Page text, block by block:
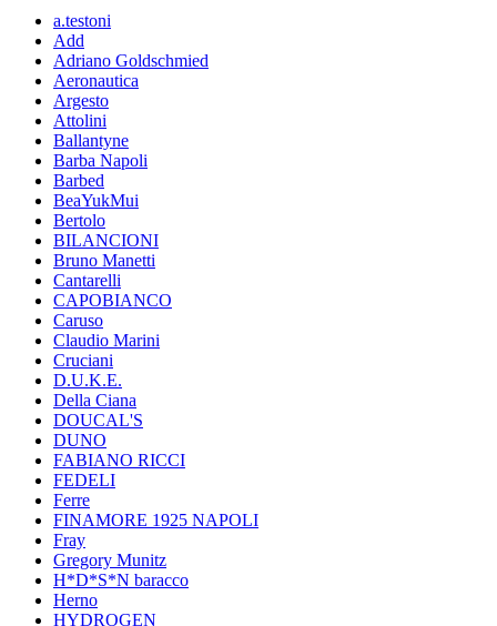
a.testoni
Add
Adriano Goldschmied
Aeronautica
Argesto
Attolini
Ballantyne
Barba Napoli
Barbed
BeaYukMui
Bertolo
BILANCIONI
Bruno Manetti
Cantarelli
CAPOBIANCO
Caruso
Claudio Marini
Cruciani
D.U.K.E.
Della Ciana
DOUCAL'S
DUNO
FABIANO RICCI
FEDELI
Ferre
FINAMORE 1925 NAPOLI
Fray
Gregory Munitz
H*D*S*N baracco
Herno
HYDROGEN